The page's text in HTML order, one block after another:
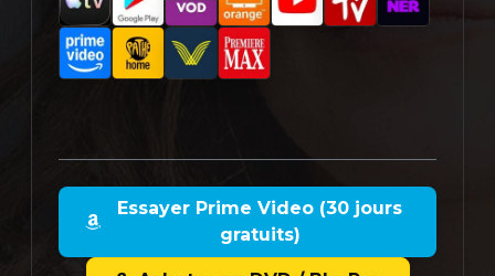
Essayer Prime Video (30 jours
gratuits)